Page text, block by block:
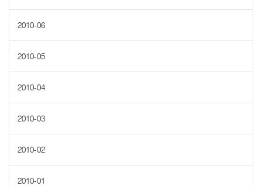
2010-06
2010-05
2010-04
2010-03
2010-02
2010-01